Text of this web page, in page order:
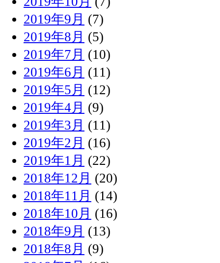
2019年9月 (7)
2019年8月 (5)
2019年7月 (10)
2019年6月 (11)
2019年5月 (12)
2019年4月 (9)
2019年3月 (11)
2019年2月 (16)
2019年1月 (22)
2018年12月 (20)
2018年11月 (14)
2018年10月 (16)
2018年9月 (13)
2018年8月 (9)